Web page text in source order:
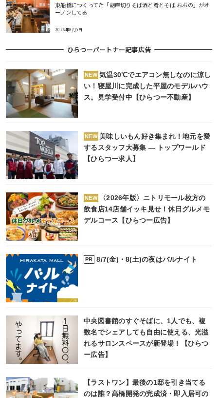
東船橋につくってた「胡麻切りそば酒と肴とそば おおの」がオ
ープンしてる
2026年8月5日
ひらつーパートナー記事広告
NEW 気温30℃でエアコン無しなのに涼し
い！寝屋川に完成した平屋のモデルハウ
ス。見学受付中【ひらつー不動産】
NEW 美味しいもん好き集まれ！地元を愛
するスタッフ大募集 ― トップワールド
【ひらつー求人】
NEW
〈2026年版〉ニトリモール枚方の
飲食店14店舗イッキ見せ！休日グルメモ
デルコース【ひらつー広告】
PR 8/7(金)・8(土)の夜はバルナイト
中央図書館のすぐそばに、1人でも、複
数名でシェアしても自由に使える、光溢
れるサロンスペースが新登場！【ひらつ
ー広告】
【ラストワン】最後の1邸を引き当てる
のは誰？高橋開発の完成済・即入居可の